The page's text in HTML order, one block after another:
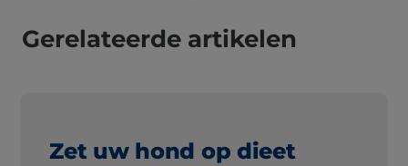
Gerelateerde artikelen
Zet uw hond op dieet